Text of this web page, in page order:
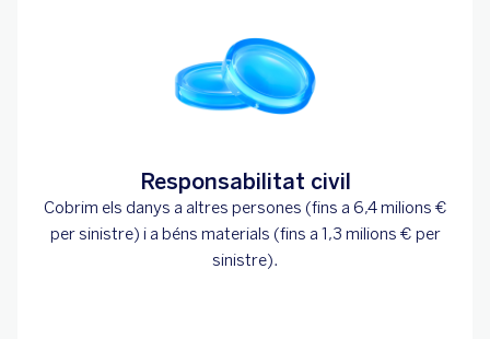
Responsabilitat civil
Cobrim els danys a altres persones (fins a 6,4 milions €
per sinistre) i a béns materials (fins a 1,3 milions € per
sinistre).